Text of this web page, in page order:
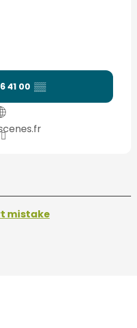
41 00 ▒▒
mistake